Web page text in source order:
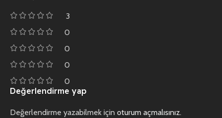
3
0
0
0
0
Değerlendirme yap
Değerlendirme yazabilmek için oturum açmalısınız.